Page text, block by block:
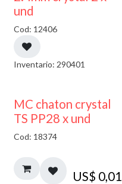
und
Cod: 12406
Inventario: 290401
MC chaton crystal
TS PP28 x und
Cod: 18374
US$ 0,01